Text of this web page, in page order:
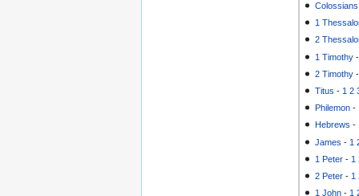
Colossians
1
2
1 Timothy
2 Timothy
Titus - 1 2
Philemon -
Hebrews -
James - 1
1 Peter - 1
2 Peter - 1
1 John - 1